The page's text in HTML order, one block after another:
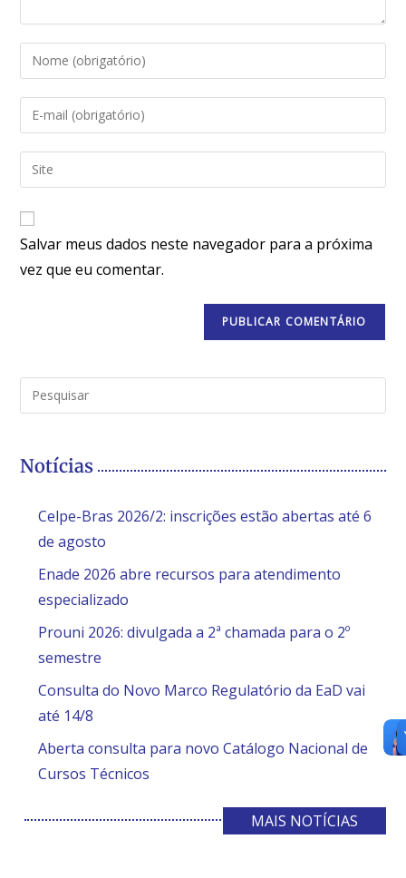
Salvar meus dados neste navegador para a próxima
vez que eu comentar.
Notícias
Celpe-Bras 2026/2: inscrições estão abertas até 6
de agosto
Enade 2026 abre recursos para atendimento
especializado
Prouni 2026: divulgada a 2ª chamada para o 2º
semestre
Consulta do Novo Marco Regulatório da EaD vai
até 14/8
Aberta consulta para novo Catálogo Nacional de
Cursos Técnicos
MAIS NOTÍCIAS